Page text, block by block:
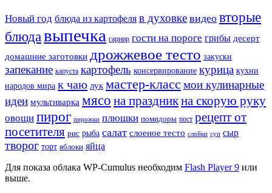
Новый год блюда из картофеля в духовке видео вторые
блюдавыпечка гарнир гости на пороге грибы десерт
домашние заготовки дрожжевое тесто закуски
запекание капуста картофель консервирование курица кухни
народов мира к чаю лук мастер-класс мои кулинарные
идеи мультиварка мясо на праздникна скорую руку
овощи пирог пирожки плюшки помидоры пост рецепт от
посетителя рис рыба салат слоеное тесто слойки суп сыр
творог торт яблоки яйца
Для показа облака WP-Cumulus необходим Flash Player 9 или
выше.